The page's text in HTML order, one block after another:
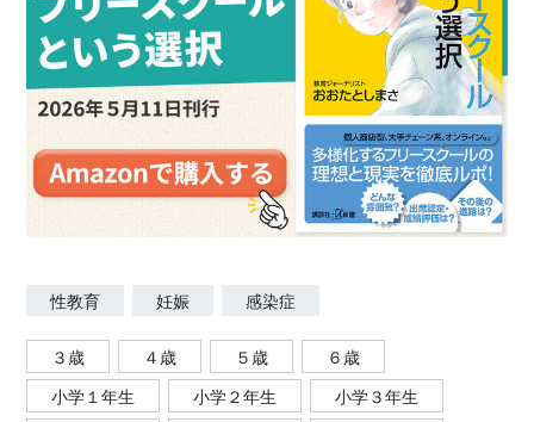
性教育 妊娠 感染症
３歳 ４歳 ５歳
６歳
小学１年生
小学２年生
小学３年生